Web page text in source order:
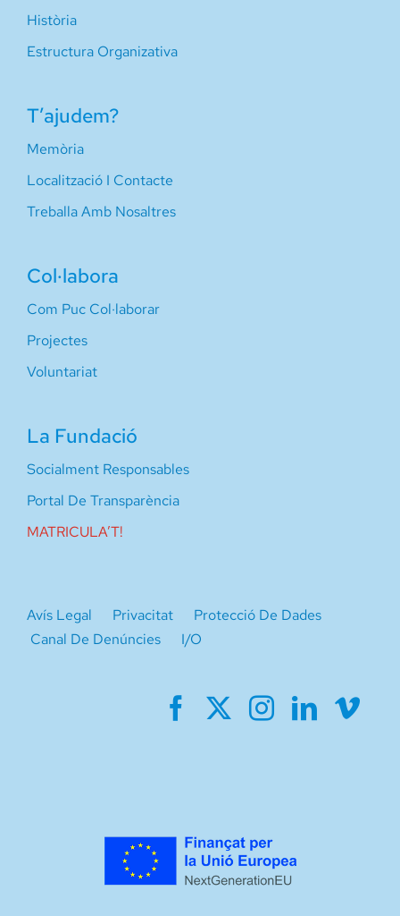
Història
Estructura Organizativa
T’ajudem?
Memòria
Localització I Contacte
Treballa Amb Nosaltres
Col·labora
Com Puc Col·laborar
Projectes
Voluntariat
La Fundació
Socialment Responsables
Portal De Transparència
MATRICULA’T!
Avís Legal Privacitat
Protecció De Dades
Canal De Denúncies
I/O